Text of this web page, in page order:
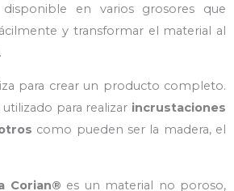
disponible en varios grosores que
y transformar el material al
para crear un producto completo.
utilizado para realizar incrustaciones
como pueden ser la madera, el
Corian® es un material no poroso,